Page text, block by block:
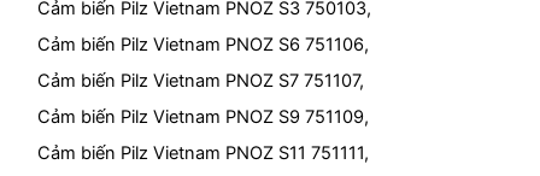
Cảm biến Pilz Vietnam PNOZ S3 750103,
Cảm biến Pilz Vietnam PNOZ S6 751106,
Cảm biến Pilz Vietnam PNOZ S7 751107,
Cảm biến Pilz Vietnam PNOZ S9 751109,
Cảm biến Pilz Vietnam PNOZ S11 751111,